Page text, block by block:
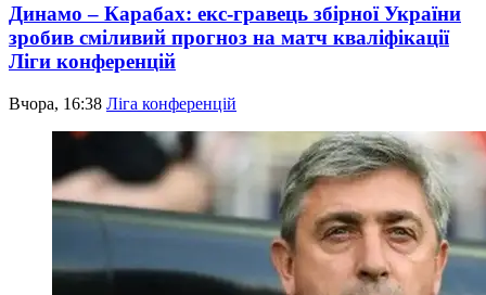
Динамо – Карабах: екс-гравець збірної України
зробив сміливий прогноз на матч кваліфікації
Ліги конференцій
Вчора, 16:38 Ліга конференцій